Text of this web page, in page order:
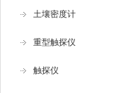
土壤密度计
重型触探仪
触探仪